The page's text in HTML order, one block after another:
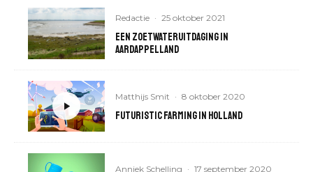
Redactie · 25 oktober 2021
Een zoetwateruitdaging in
aardappelland
Matthijs Smit · 8 oktober 2020
Futuristic farming in Holland
Anniek Schelling · 17 september 2020